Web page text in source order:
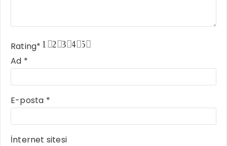
Rating* 5
4
3
2
1
Ad *
E-posta *
İnternet sitesi